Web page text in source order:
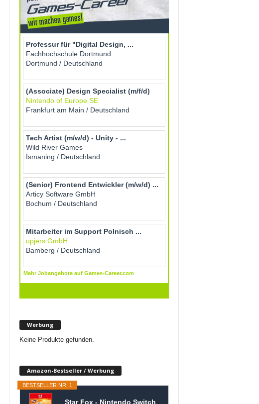
Werbung
Keine Produkte gefunden.
Amazon-Bestseller / Werbung
BESTSELLER NR. 1
Star Fox - Nintendo Switch